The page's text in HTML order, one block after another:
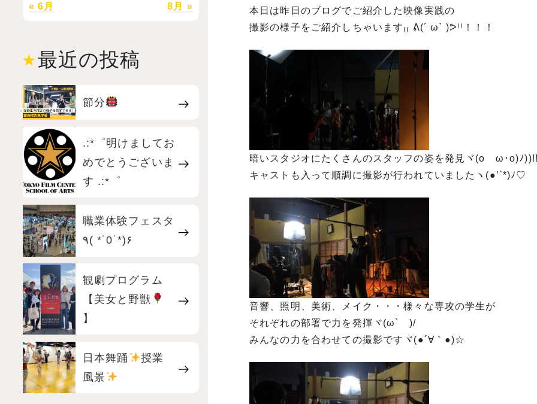
本日は昨日のブログでご紹介した映像実践の
撮影の様子をご紹介しちゃいます₍₍ ᕕ(´ ω` )ᕗ⁾⁾！！！
暗いスタジオにたくさんのスタッフの姿を発見ヾ(oゝω･o)ﾉ
キャストも入って順調に撮影が行われていましたヽ(●’`*)ﾉ♡
音響、照明、美術、メイク・・・様々な専攻の学生が
それぞれの部署で力を発揮ヾ(ω` )/
みんなの力を合わせての撮影ですヾ(●´∀｀●)☆
« 6月 8月 »
最近の投稿
節分
.:*゜明けましてお
めでとうございま
す .:*゜
職業体験フェスタ
٩( *˙0˙*)۶
観劇プログラム
【美女と野獣
】
日本舞踊
授業
風景